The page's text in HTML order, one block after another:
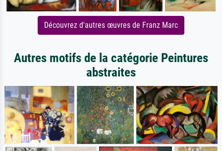
Découvrez d'autres œuvres de Franz Marc
Autres motifs de la catégorie Peintures
abstraites